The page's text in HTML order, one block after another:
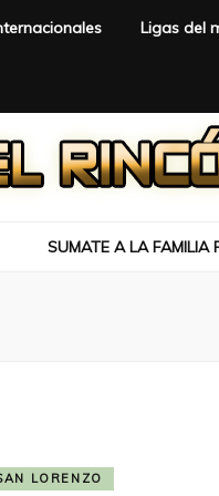
Ligas del
SUMATE A LA FAMILIA
LORENZO